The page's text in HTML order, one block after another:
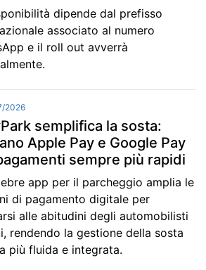
dipende dal prefisso
associato al numero
e il roll out avverrà
2026
semplifica la sosta:
Apple Pay e Google Pay
sempre più rapidi
app per il parcheggio amplia le
di pagamento digitale per
alle abitudini degli automobilisti
rendendo la gestione della sosta
più fluida e integrata.